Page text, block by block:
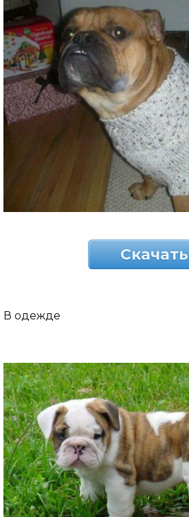
Скачать
В одежде